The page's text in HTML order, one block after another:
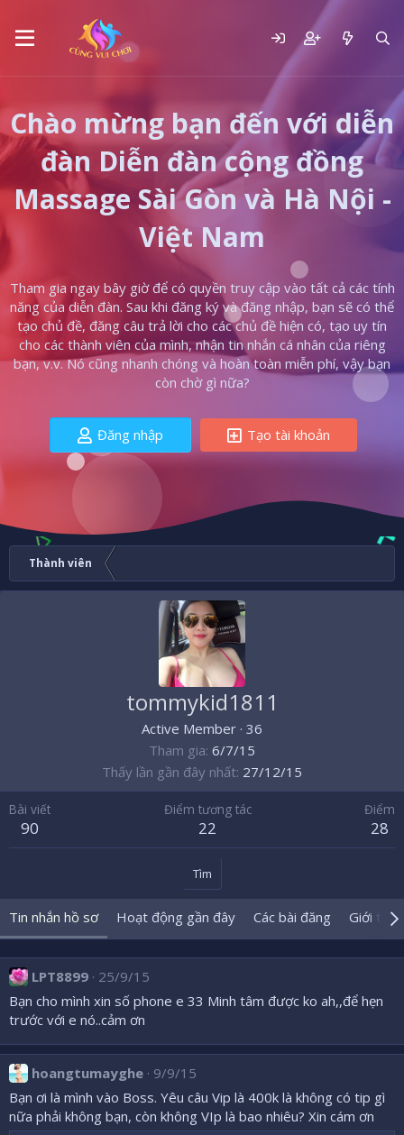
Chào mừng bạn đến với diễn
đàn Diễn đàn cộng đồng
Massage Sài Gòn và Hà Nội -
Việt Nam
Tham gia ngay bây giờ để có quyền truy cập vào tất cả các tính
năng của diễn đàn. Sau khi đăng ký và đăng nhập, bạn sẽ có thể
tạo chủ đề, đăng câu trả lời cho các chủ đề hiện có, tạo uy tín
cho các thành viên của mình, nhận tin nhắn cá nhân của riêng
bạn, v.v. Nó cũng nhanh chóng và hoàn toàn miễn phí, vậy bạn
còn chờ gì nữa?
Đăng nhập Tạo tài khoản
Thành viên
tommykid1811
Active Member · 36
Tham gia 6/7/15
Thấy lần gần đây nhất 27/12/15
Bài viết
90
Điểm tương tác
22
Điểm
28
Tìm
Tin nhắn hồ sơ Hoạt động gần đây Các bài đăng Giới
LPT8899 25/9/15
Bạn cho mình xin số phone e 33 Minh tâm được ko ah,,để hẹn
trước với e nó..cảm ơn
hoangtumayghe 9/9/15
Bạn ơi là mình vào Boss. Yêu câu Vip là 400k là không có tip gì
nữa phải không bạn, còn không VIp là bao nhiêu? Xin cám ơn